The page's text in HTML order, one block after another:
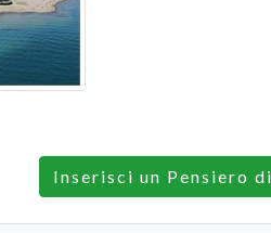
Inserisci un Pensiero